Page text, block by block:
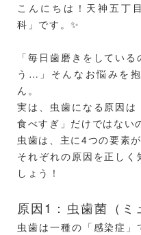
こんにちは！天神五丁
科」です。✨
「毎日歯磨きをしてい
う…」そんなお悩みを
ん。
実は、虫歯になる原因
食べすぎ」だけではない
虫歯は、主に4つの要素
それぞれの原因を正しく
しょう！
原因1：虫歯菌（
虫歯は一種の「感染症